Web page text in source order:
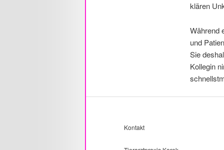
klären
Während
und
Sie
Kollegin
Kontakt